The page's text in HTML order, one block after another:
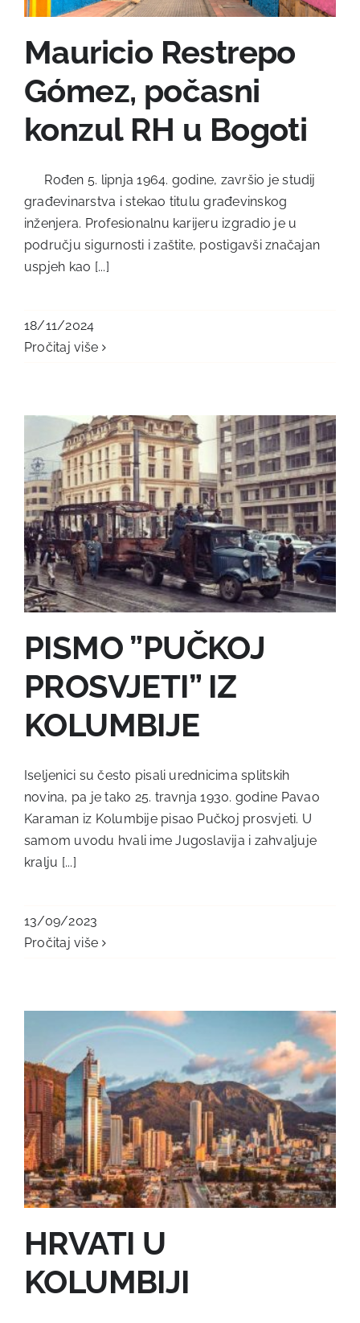
Mauricio Restrepo
Gómez, počasni
konzul RH u Bogoti
Rođen 5. lipnja 1964. godine, završio je studij
građevinarstva i stekao titulu građevinskog
inženjera. Profesionalnu karijeru izgradio je u
području sigurnosti i zaštite, postigavši značajan
uspjeh kao [...]
18/11/2024
Pročitaj više
PISMO ”PUČKOJ
PROSVJETI” IZ
KOLUMBIJE
Iseljenici su često pisali urednicima splitskih
novina, pa je tako 25. travnja 1930. godine Pavao
Karaman iz Kolumbije pisao Pučkoj prosvjeti. U
samom uvodu hvali ime Jugoslavija i zahvaljuje
kralju [...]
13/09/2023
Pročitaj više
HRVATI U
KOLUMBIJI